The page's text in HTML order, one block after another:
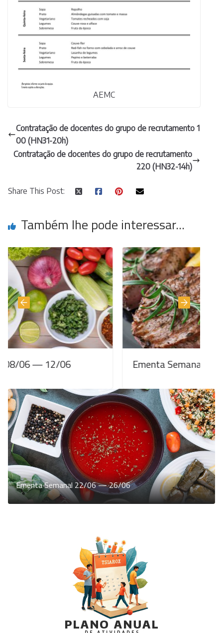
AEMC
Contratação de docentes do grupo de recrutamento 1
00 (HN31-20h)
Contratação de docentes do grupo de recrutamento
220 (HN32-14h)
Share This Post:
Também lhe pode interessar...
06 Ementa Semanal 01/06 — 05/06
Ementa Semanal 22/06 — 26/06